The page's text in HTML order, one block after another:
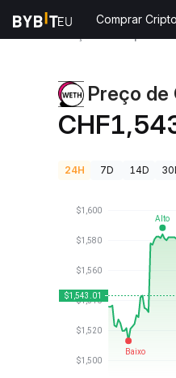
Comprar Cripto
Preço de
24H 7D 14D